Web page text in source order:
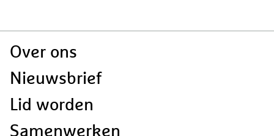
Doormat
Over ons
Nieuwsbrief
Lid worden
Samenwerken